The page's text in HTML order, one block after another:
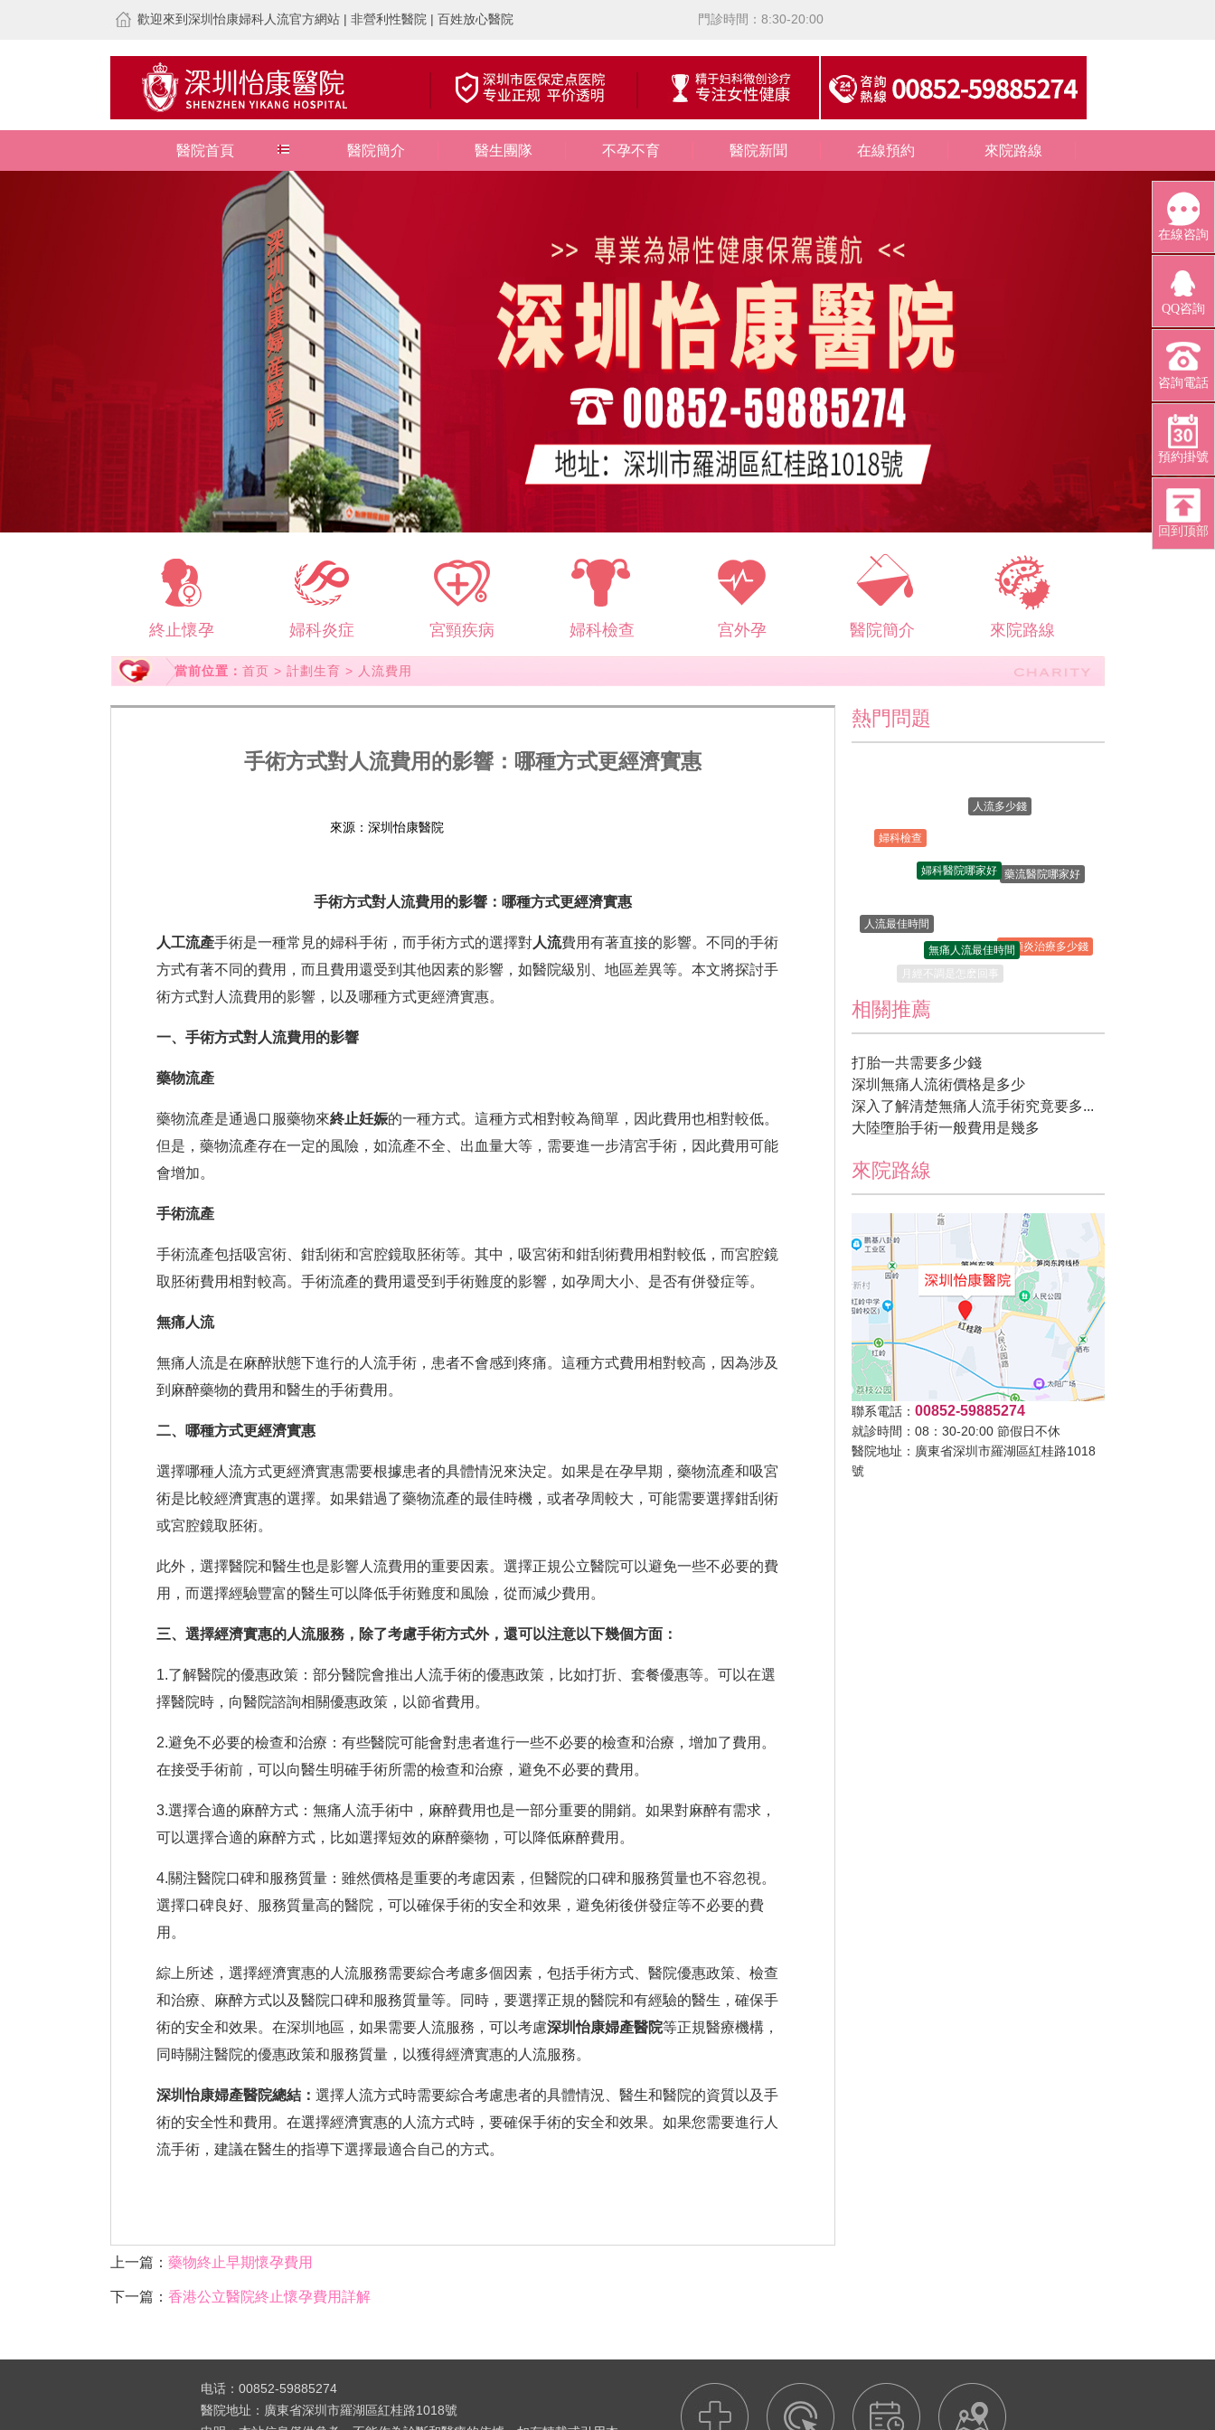
歡迎來到深圳怡康婦科人流官方網站 | 非營利性醫院 | 百姓放心醫院 門診時間：8:30-20:00
醫院首頁 醫院簡介 醫生團隊 不孕不育 醫院新聞 在線預約 來院路線
終止懷孕 婦科炎症 宮頸疾病 婦科檢查 宫外孕 醫院簡介 來院路線
當前位置： 首页 > 計劃生育 > 人流費用
手術方式對人流費用的影響：哪種方式更經濟實惠
來源：深圳怡康醫院
手術方式對人流費用 的影響：哪種方式更經濟實惠
人工流產手術是一種常見的婦科手術，而手術方式的選擇對人流費用有著直接的影響。不同的手術
方式有著不同的費用，而且費用還受到其他因素的影響，如醫院級別、地區差異等。本文將探討手
術方式對人流費用的影響，以及哪種方式更經濟實惠。
一、手術方式對人流費用的影響
藥物流產
藥物流產是通過口服藥物來終止妊娠的一種方式。這種方式相對較為簡單，因此費用也相對較低。
但是，藥物流產存在一定的風險，如流產不全、出血量大等，需要進一步清宮手術，因此費用可能
會增加。
手術流產
手術流產包括吸宮術、鉗刮術和宮腔鏡取胚術等。其中，吸宮術和鉗刮術費用相對較低，而宮腔鏡
取胚術費用相對較高。手術流產的費用還受到手術難度的影響，如孕周大小、是否有併發症等。
無痛人流
無痛人流是在麻醉狀態下進行的人流手術，患者不會感到疼痛。這種方式費用相對較高，因為涉及
到麻醉藥物的費用和醫生的手術費用。
二、哪種方式更經濟實惠
選擇哪種人流方式更經濟實惠需要根據患者的具體情況來決定。如果是在孕早期，藥物流產和吸宮
術是比較經濟實惠的選擇。如果錯過了藥物流產的最佳時機，或者孕周較大，可能需要選擇鉗刮術
或宮腔鏡取胚術。
此外，選擇醫院和醫生也是影響人流費用的重要因素。選擇正規公立醫院可以避免一些不必要的費
用，而選擇經驗豐富的醫生可以降低手術難度和風險，從而減少費用。
三、選擇經濟實惠的人流服務，除了考慮手術方式外，還可以注意以下幾個方面：
1.了解醫院的優惠政策：部分醫院會推出人流手術的優惠政策，比如打折、套餐優惠等。可以在選
擇醫院時，向醫院諮詢相關優惠政策，以節省費用。
2.避免不必要的檢查和治療：有些醫院可能會對患者進行一些不必要的檢查和治療，增加了費用。
在接受手術前，可以向醫生明確手術所需的檢查和治療，避免不必要的費用。
3.選擇合適的麻醉方式：無痛人流手術中，麻醉費用也是一部分重要的開銷。如果對麻醉有需求，
可以選擇合適的麻醉方式，比如選擇短效的麻醉藥物，可以降低麻醉費用。
4.關注醫院口碑和服務質量：雖然價格是重要的考慮因素，但醫院的口碑和服務質量也不容忽視。
選擇口碑良好、服務質量高的醫院，可以確保手術的安全和效果，避免術後併發症等不必要的費
用。
綜上所述，選擇經濟實惠的人流服務需要綜合考慮多個因素，包括手術方式、醫院優惠政策、檢查
和治療、麻醉方式以及醫院口碑和服務質量等。同時，要選擇正規的醫院和有經驗的醫生，確保手
術的安全和效果。在深圳地區，如果需要人流服務，可以考慮深圳怡康婦產醫院等正規醫療機構，
同時關注醫院的優惠政策和服務質量，以獲得經濟實惠的人流服務。
深圳怡康婦產醫院總結： 選擇人流方式時需要綜合考慮患者的具體情況、醫生和醫院的資質以及手
術的安全性和費用。在選擇經濟實惠的人流方式時，要確保手術的安全和效果。如果您需要進行人
流手術，建議在醫生的指導下選擇最適合自己的方式。
上一篇： 藥物終止早期懷孕費用
下一篇： 香港公立醫院終止懷孕費用詳解
熱門問題
婦科檢查
婦科醫院哪家好
無痛人流最佳時間
宮頸炎治療多少錢
月經不調是怎麽回事
相關推薦
打胎一共需要多少錢
深圳無痛人流術價格是多少
深入了解清楚無痛人流手術究竟要多...
大陸墮胎手術一般費用是幾多
來院路線
聯系電話： 00852-59885274
就診時間：08：30-20:00 節假日不休
醫院地址：廣東省深圳市羅湖區紅桂路1018
號
电话：00852-59885274
醫院地址：廣東省深圳市羅湖區紅桂路1018號
在線咨詢
QQ咨詢
咨詢電話
預約掛號
回到顶部